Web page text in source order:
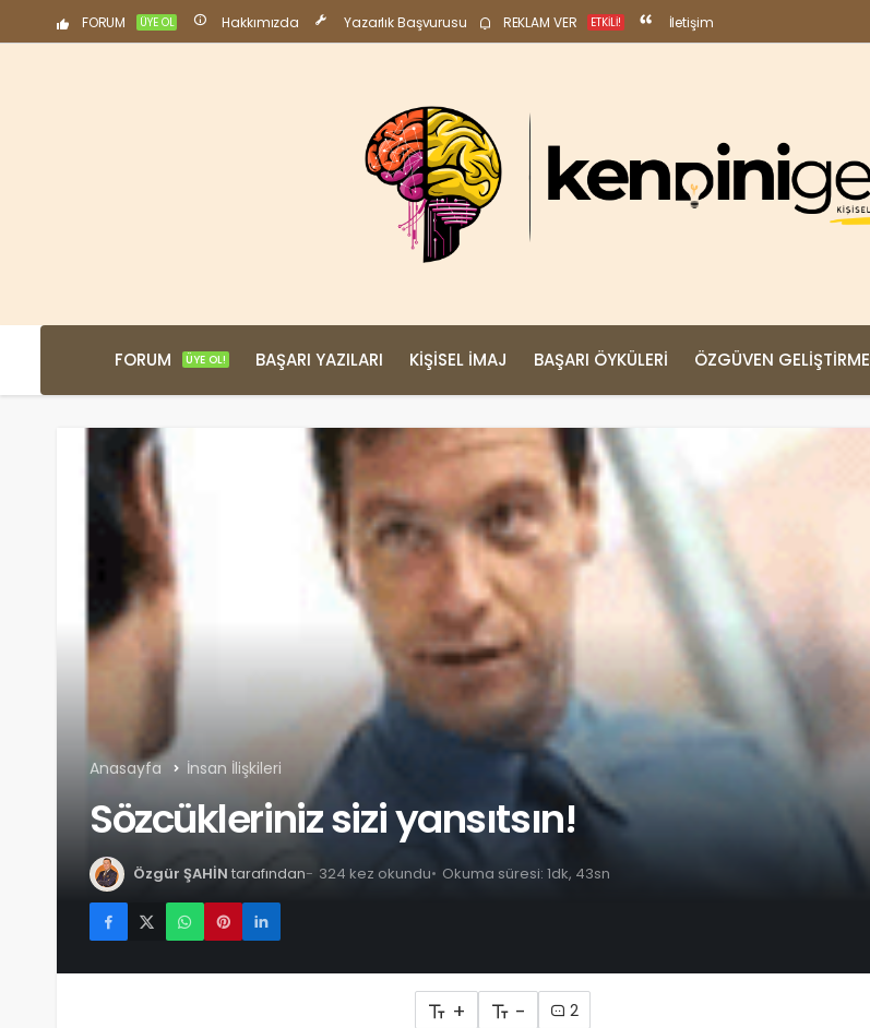
FORUM ÜYE OL Hakkımızda Yazarlık Başvurusu REKLAM VER ETKILI! İletişim
FORUM ÜYE OL! BAŞARI YAZILARI KIŞISEL İMAJ BAŞARI ÖYKÜLERI ÖZGÜVEN GELIŞTIRME
Anasayfa İnsan İlişkileri
Sözcükleriniz sizi yansıtsın!
Özgür ŞAHİN tarafından 324 kez okundu Okuma süresi: 1dk, 43sn
+ -
2